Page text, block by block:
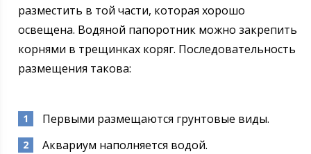
разместить в той части, которая хорошо
освещена. Водяной папоротник можно закрепить
корнями в трещинках коряг. Последовательность
размещения такова:
Первыми размещаются грунтовые виды.
Аквариум наполняется водой.